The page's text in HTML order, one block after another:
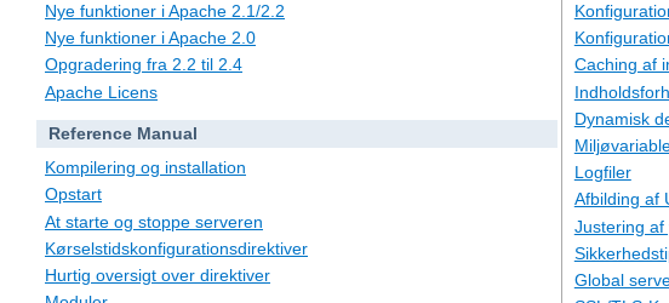
Nye funktioner i Apache 2.1/2.2
Nye funktioner i Apache 2.0
Opgradering fra 2.2 til 2.4
Apache Licens
Reference Manual
Kompilering og installation
Opstart
At starte og stoppe serveren
Kørselstidskonfigurationsdirektiver
Hurtig oversigt over direktiver
Caching af
Dynamisk
Logfiler
Afbilding af
Justering af
Global